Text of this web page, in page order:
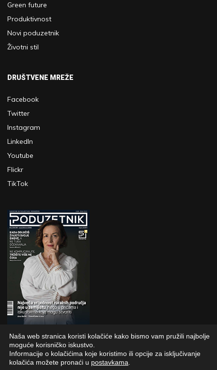
Green future
Produktivnost
Novi poduzetnik
Životni stil
DRUŠTVENE MREŽE
Facebook
Twitter
Instagram
LinkedIn
Youtube
Flickr
TikTok
PRETPLATI SE
Naša web stranica koristi kolačiće kako bismo vam pružili najbolje
moguće korisničko iskustvo.
Informacije o kolačićima koje koristimo ili opcije za isključivanje
kolačića možete pronaći u postavkama